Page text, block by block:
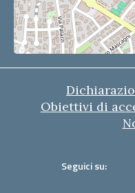
Obiettivi di
Seguici su: